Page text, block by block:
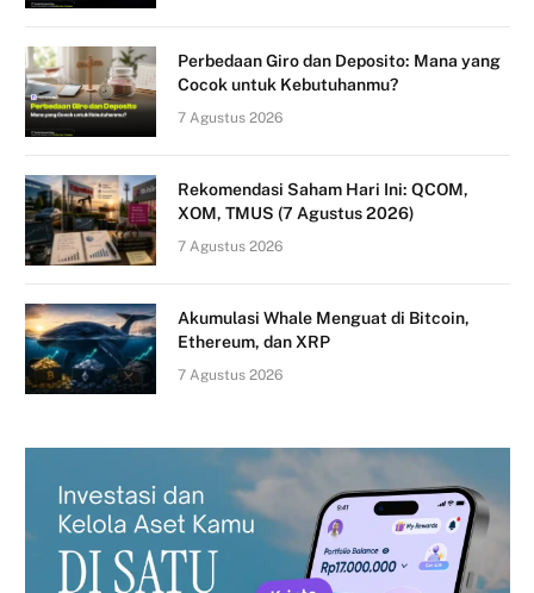
Perbedaan Giro dan Deposito: Mana yang
Cocok untuk Kebutuhanmu?
7 Agustus 2026
Rekomendasi Saham Hari Ini: QCOM,
XOM, TMUS (7 Agustus 2026)
7 Agustus 2026
Akumulasi Whale Menguat di Bitcoin,
Ethereum, dan XRP
7 Agustus 2026